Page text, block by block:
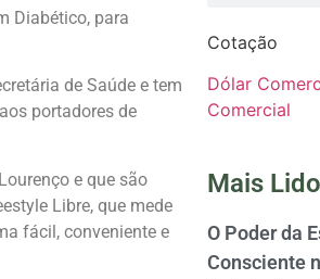
Diabético, para
de Saúde e tem
portadores de
e que são
Libre, que mede
fácil, conveniente e
Cotação
Dólar
Comercial
Mais
O Poder da
Consciente